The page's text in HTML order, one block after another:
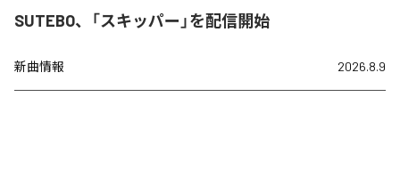
SUTEBO、「スキッパー」を配信開始
新曲情報 2026.8.9